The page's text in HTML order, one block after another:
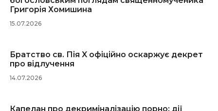
Григорія Хомишина
15.07.2026
Братство св. Пія X офіційно оскаржує декрет
про відлучення
14.07.2026
Капелан про декриміналізацію порно: дії